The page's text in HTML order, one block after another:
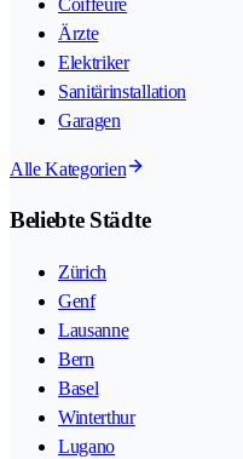
Ärzte
Elektriker
Sanitärinstallation
Garagen
Alle Kategorien
Beliebte Städte
Zürich
Genf
Lausanne
Bern
Basel
Winterthur
Lugano